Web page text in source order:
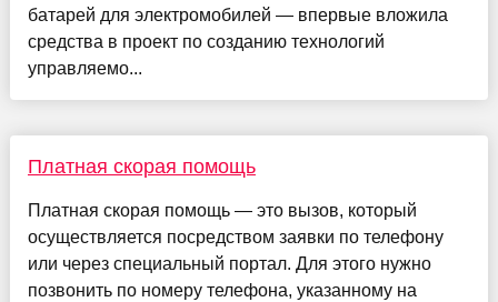
батарей для электромобилей — впервые вложила
средства в проект по созданию технологий
управляемо...
Платная скорая помощь
Платная скорая помощь — это вызов, который
осуществляется посредством заявки по телефону
или через специальный портал. Для этого нужно
позвонить по номеру телефона, указанному на